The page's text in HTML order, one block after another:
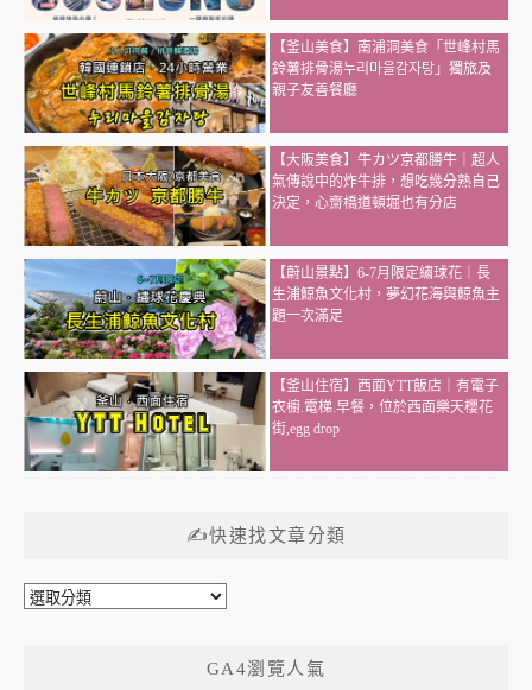
【釜山美食】南浦洞美食「世峰村馬
鈴薯排骨湯누리마을감자탕」獨旅及
親子友善餐廳
【大阪美食】牛カツ京都勝牛｜超人
氣傳說中的炸牛排，想吃幾分熟自己
決定，心齋橋道頓堀也有分店
【蔚山景點】6-7月限定繡球花｜長
生浦鯨魚文化村，夢幻花海與鯨魚主
題一次滿足
【釜山住宿】西面YTT飯店｜有電子
衣櫥.電梯.早餐，位於西面樂天櫻花
街,egg drop
✍快速找文章分類
✍
GA4瀏覽人氣